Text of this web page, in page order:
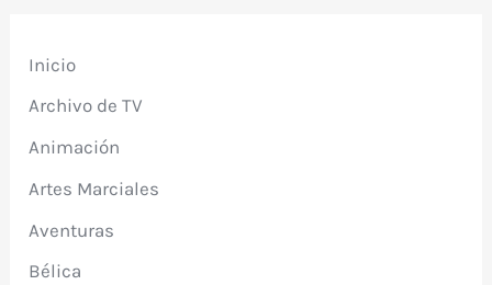
Inicio
Archivo de TV
Animación
Artes Marciales
Aventuras
Bélica